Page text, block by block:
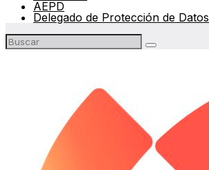
AEPD
Delegado de Protección de Datos